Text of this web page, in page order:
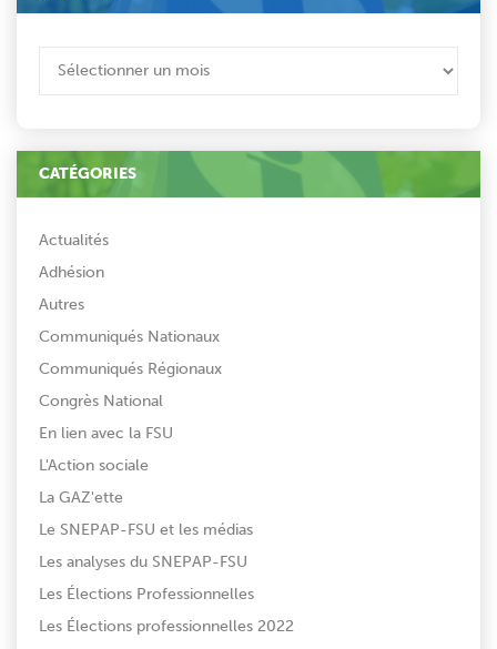
CATÉGORIES
Actualités
Adhésion
Autres
Communiqués Nationaux
Communiqués Régionaux
Congrès National
En lien avec la FSU
L'Action sociale
La GAZ'ette
Le SNEPAP-FSU et les médias
Les analyses du SNEPAP-FSU
Les Élections Professionnelles
Les Élections professionnelles 2022